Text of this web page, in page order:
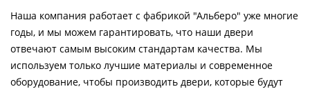
Наша компания работает с фабрикой "Альберо" уже многие
годы, и мы можем гарантировать, что наши двери
отвечают самым высоким стандартам качества. Мы
используем только лучшие материалы и современное
оборудование, чтобы производить двери, которые будут